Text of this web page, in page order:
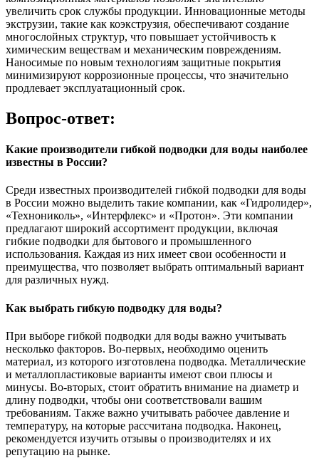
увеличить срок службы продукции. Инновационные методы
экструзии, такие как коэкструзия, обеспечивают создание
многослойных структур, что повышает устойчивость к
химическим веществам и механическим повреждениям.
Наносимые по новым технологиям защитные покрытия
минимизируют коррозионные процессы, что значительно
продлевает эксплуатационный срок.
Вопрос-ответ:
Какие производители гибкой подводки для воды наиболее
известны в России?
Среди известных производителей гибкой подводки для воды
в России можно выделить такие компании, как «Гидролидер»,
«Технониколь», «Интерфлекс» и «Протон». Эти компании
предлагают широкий ассортимент продукции, включая
гибкие подводки для бытового и промышленного
использования. Каждая из них имеет свои особенности и
преимущества, что позволяет выбрать оптимальный вариант
для различных нужд.
Как выбрать гибкую подводку для воды?
При выборе гибкой подводки для воды важно учитывать
несколько факторов. Во-первых, необходимо оценить
материал, из которого изготовлена подводка. Металлические
и металлопластиковые варианты имеют свои плюсы и
минусы. Во-вторых, стоит обратить внимание на диаметр и
длину подводки, чтобы они соответствовали вашим
требованиям. Также важно учитывать рабочее давление и
температуру, на которые рассчитана подводка. Наконец,
рекомендуется изучить отзывы о производителях и их
репутацию на рынке.